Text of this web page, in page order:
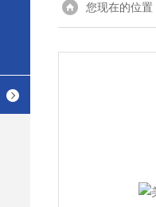
您现在的位置